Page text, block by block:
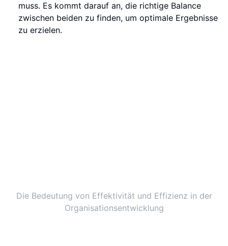
muss. Es kommt darauf an, die richtige Balance
zwischen beiden zu finden, um optimale Ergebnisse
zu erzielen.
Die Bedeutung von Effektivität und Effizienz in der
Organisationsentwicklung